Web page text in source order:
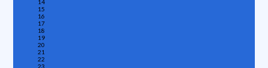
14
15
16
17
18
19
20
21
22
23